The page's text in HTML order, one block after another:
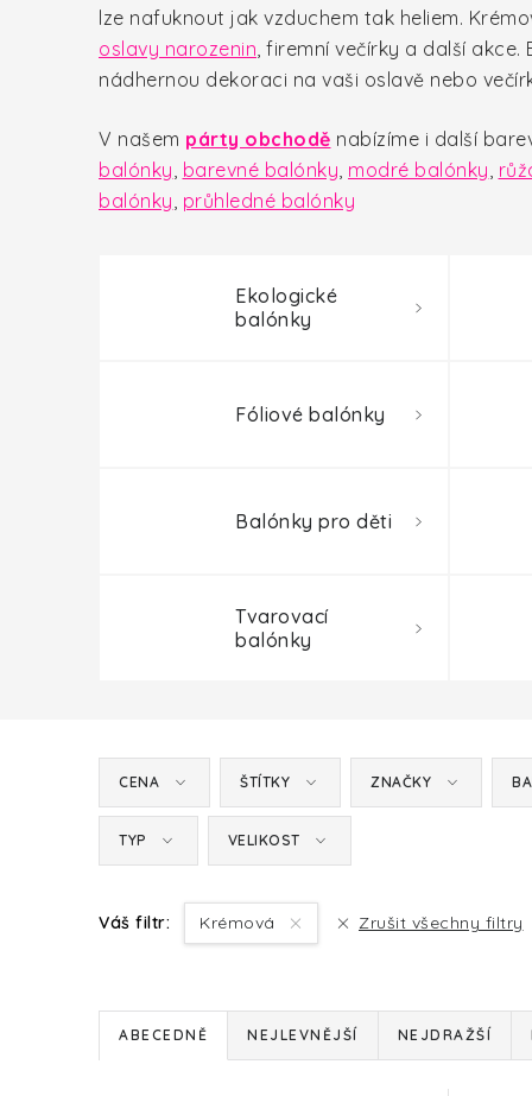
lze nafuknout jak vzduchem tak heliem.
oslavy narozenin, firemní večírky a další akce.
nádhernou dekoraci na vaši oslavě nebo
V našem párty obchodě nabízíme i další
balónky, barevné balónky, modré balónky,
balónky, průhledné balónky
Ekologické
balónky
Fóliové balónky
Balónky pro děti
Tvarovací
balónky
CENA ŠTÍTKY ZNAČKY
TYP VELIKOST
Váš filtr: Krémová Zrušit všechny filtry
Ř
ABECEDNĚ NEJLEVNĚJŠÍ NEJDRAŽŠÍ